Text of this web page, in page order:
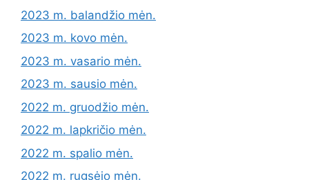
2023 m. balandžio mėn.
2023 m. kovo mėn.
2023 m. vasario mėn.
2023 m. sausio mėn.
2022 m. gruodžio mėn.
2022 m. lapkričio mėn.
2022 m. spalio mėn.
2022 m. rugsėjo mėn.